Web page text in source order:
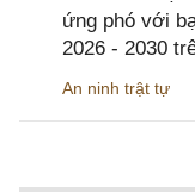
ứng phó với
2026 - 2030
An ninh trật tự